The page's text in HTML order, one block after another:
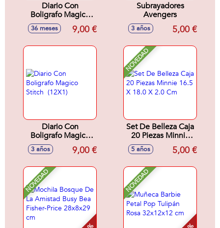
Diario Con
Boligrafo Magico
Dragon Ball
36 meses 9,00 €
Subrayadores
Avengers
3 años 5,00 €
Diario Con
Boligrafo Magico
Stitch (12X1)
3 años 9,00 €
NOVEDAD
Set De Belleza Caja
20 Piezas Minnie
16.5 X 18.0 X 2.0
5 años 5,00 €
NOVEDAD NOVEDAD